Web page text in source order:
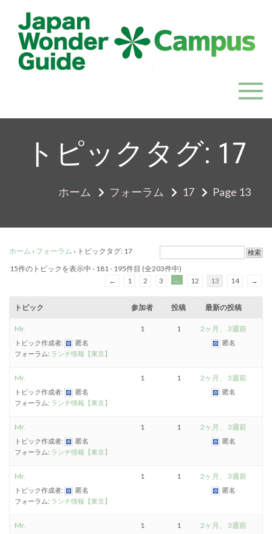
content
JapanWonderGuide Campus
「日本のガイドの質を世界一に」を目指すガイドコミ
トピックタグ: 17
ホーム フォーラム 17 Page 13
ホーム › フォーラム › トピックタグ: 17
15件のトピックを表示中 - 181 - 195件目 (全203件中)
←
1 2 3 12 13 14 →
トピック 参加者 投稿 最新の投稿
Mr.
トピック作成者:
匿名
フォーラム: ランチ情報【東京】
1 1 2ヶ月、 3週前
匿名
Mr.
トピック作成者:
匿名
フォーラム: ランチ情報【東京】
1 1 2ヶ月、 3週前
匿名
Mr.
トピック作成者:
匿名
フォーラム: ランチ情報【東京】
1 1 2ヶ月、 3週前
匿名
Mr.
トピック作成者:
匿名
フォーラム: ランチ情報【東京】
1 1 2ヶ月、 3週前
匿名
Mr. 1 1 2ヶ月、 3週前